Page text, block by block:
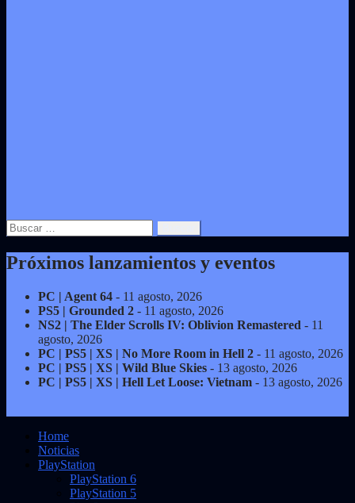
Buscar:
Próximos lanzamientos y eventos
PC | Agent 64 - 11 agosto, 2026
PS5 | Grounded 2 - 11 agosto, 2026
NS2 | The Elder Scrolls IV: Oblivion Remastered - 11
agosto, 2026
PC | PS5 | XS | No More Room in Hell 2 - 11 agosto, 2026
PC | PS5 | XS | Wild Blue Skies - 13 agosto, 2026
PC | PS5 | XS | Hell Let Loose: Vietnam - 13 agosto, 2026
Home
Noticias
PlayStation
PlayStation 6
PlayStation 5